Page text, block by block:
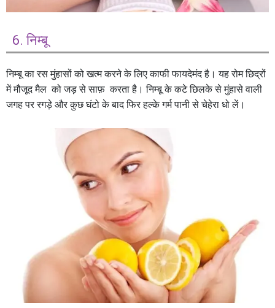
6. निम्बू
निम्बू का रस मुंहासों को खत्म करने के लिए काफी फायदेमंद है। यह रोम छिद्रों
में मौजूद मैल को जड़ से साफ़ करता है। निम्बू के कटे छिलके से मुंहासे वाली
जगह पर रगड़े और कुछ घंटो के बाद फिर हल्के गर्म पानी से चेहेरा धो लें।